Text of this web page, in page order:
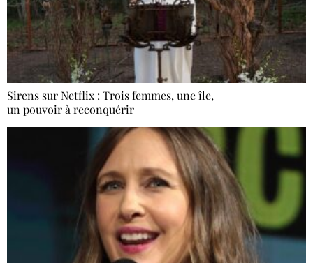
Sirens sur Netflix : Trois femmes, une île,
un pouvoir à reconquérir